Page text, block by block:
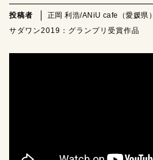
投稿者
正岡 利浩/ANiU cafe（愛媛県）
サダワン2019：グランプリ受賞作品